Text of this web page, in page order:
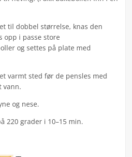
til dobbel størrelse, knas den
opp i passe store
og settes på plate med
varmt sted før de pensles med
vann.
og nese.
220 grader i 10–15 min.